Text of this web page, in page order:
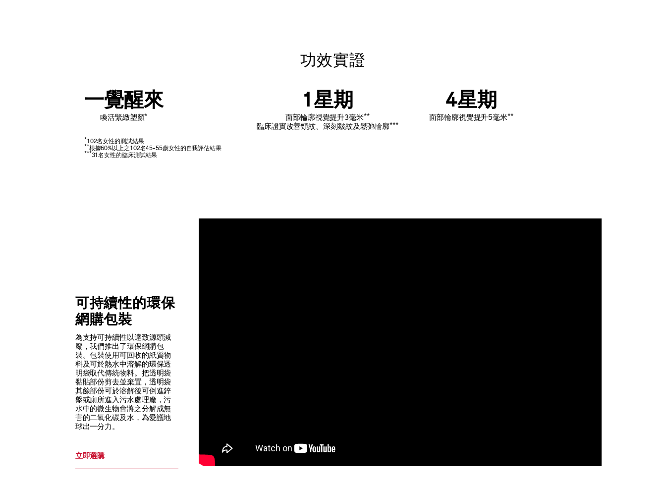
功效實證
一覺醒來
喚活緊緻塑顏*
1星期
面部輪廓視覺提升3毫米**
臨床證實改善頸紋、深刻皺紋及鬆弛輪廓***
4星期
面部輪廓視覺提升5毫米**
*102名女性的測試結果
**根據60%以上之102名45-55歲女性的自我評估結果
***31名女性的臨床測試結果
可持續性的環保
網購包裝
為支持可持續性以達致源頭減
廢，我們推出了環保網購包
裝。包裝使用可回收的紙質物
料及可於熱水中溶解的環保透
明袋取代傳統物料。把透明袋
黏貼部份剪去並棄置，透明袋
其餘部份可於溶解後可倒進鋅
盤或廁所進入污水處理廠，污
水中的微生物會將之分解成無
害的二氧化碳及水，為愛護地
球出一分力。
立即選購